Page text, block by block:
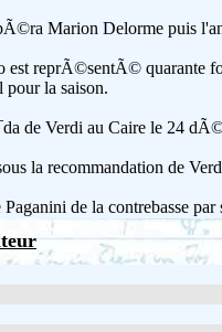
Marion Delorme puis
est reprÃ©sentÃ©
la saison.
de Verdi au Caire le 24
la recommandation de
de la contrebasse par